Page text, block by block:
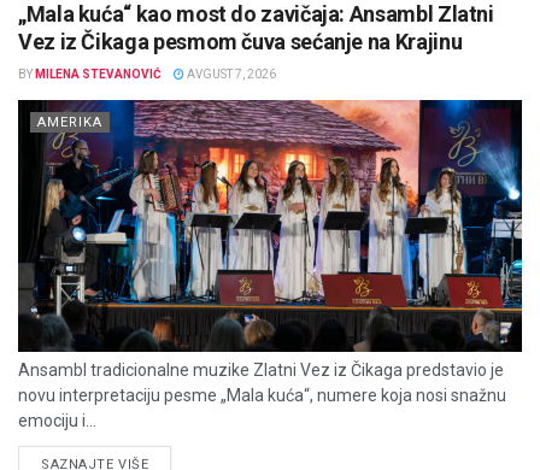
„Mala kuća“ kao most do zavičaja: Ansambl Zlatni
Vez iz Čikaga pesmom čuva sećanje na Krajinu
BY MILENA STEVANOVIĆ AVGUST 7, 2026
AMERIKA
Ansambl tradicionalne muzike Zlatni Vez iz Čikaga predstavio je
novu interpretaciju pesme „Mala kuća“, numere koja nosi snažnu
emociju i...
SAZNAJTE VIŠEDETAILS